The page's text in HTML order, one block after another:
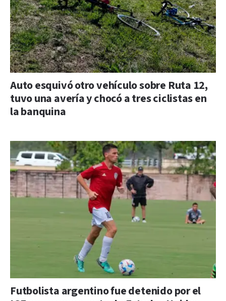
Auto esquivó otro vehículo sobre Ruta 12,
tuvo una avería y chocó a tres ciclistas en
la banquina
Futbolista argentino fue detenido por el